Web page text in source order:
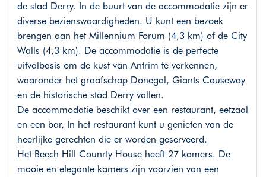
de stad Derry. In de buurt van de accommodatie zijn er
diverse bezienswaardigheden. U kunt een bezoek
brengen aan het Millennium Forum (4,3 km) of de City
Walls (4,3 km). De accommodatie is de perfecte
uitvalbasis om de kust van Antrim te verkennen,
waaronder het graafschap Donegal, Giants Causeway
en de historische stad Derry vallen.
De accommodatie beschikt over een restaurant, eetzaal
en een bar, In het restaurant kunt u genieten van de
heerlijke gerechten die er worden geserveerd.
Het Beech Hill Counrty House heeft 27 kamers. De
mooie en elegante kamers zijn voorzien van een